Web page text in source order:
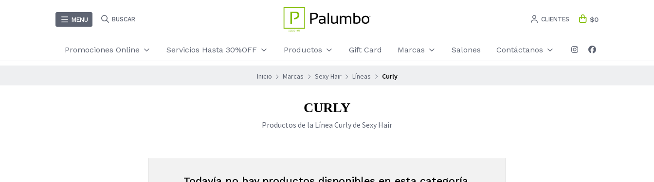
MENU BUSCAR CLIENTES $0
Promociones Online Servicios Hasta 30%OFF Productos Gift Card Marcas Salones Contáctanos
Inicio Marcas Sexy Hair Líneas Curly
CURLY
Productos de la Línea Curly de Sexy Hair